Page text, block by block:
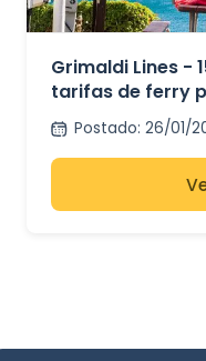
Grimaldi Lines -
tarifas de ferry
mini-autocarros.
Postado: 26/01/